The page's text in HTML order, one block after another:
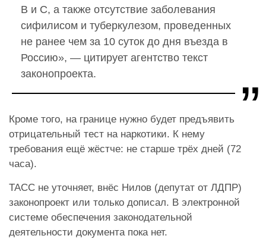
В и С, а также отсутствие заболевания
сифилисом и туберкулезом, проведенных
не ранее чем за 10 суток до дня въезда в
Россию», — цитирует агентство текст
законопроекта.
Кроме того, на границе нужно будет предъявить
отрицательный тест на наркотики. К нему
требования ещё жёстче: не старше трёх дней (72
часа).
ТАСС не уточняет, внёс Нилов (депутат от ЛДПР)
законопроект или только дописал. В электронной
системе обеспечения законодательной
деятельности документа пока нет.